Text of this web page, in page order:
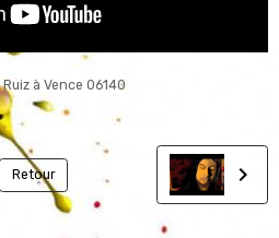
à Vence 06140
Retour